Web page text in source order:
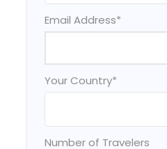
Email Address*
Your Country*
Number of Travelers